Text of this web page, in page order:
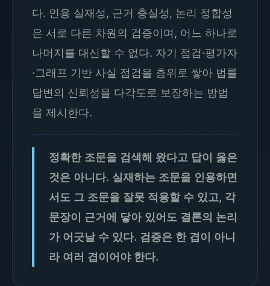
다. 인용 실재성, 근거 충실성, 논리 정합성
은 서로 다른 차원의 검증이며, 어느 하나로
나머지를 대신할 수 없다. 자기 점검·평가자
·그래프 기반 사실 점검을 층위로 쌓아 법률
답변의 신뢰성을 다각도로 보장하는 방법
을 제시한다.
정확한 조문을 검색해 왔다고 답이 옳은
것은 아니다. 실재하는 조문을 인용하면
서도 그 조문을 잘못 적용할 수 있고, 각
문장이 근거에 닿아 있어도 결론의 논리
가 어긋날 수 있다. 검증은 한 겹이 아니
라 여러 겹이어야 한다.